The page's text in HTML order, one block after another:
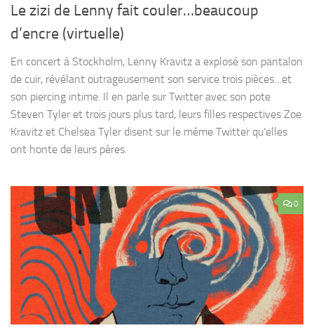
Le zizi de Lenny fait couler…beaucoup
d’encre (virtuelle)
En concert à Stockholm, Lenny Kravitz a explosé son pantalon
de cuir, révélant outrageusement son service trois pièces…et
son piercing intime. Il en parle sur Twitter avec son pote
Steven Tyler et trois jours plus tard, leurs filles respectives Zoe
Kravitz et Chelsea Tyler disent sur le même Twitter qu’elles
ont honte de leurs pères.
0